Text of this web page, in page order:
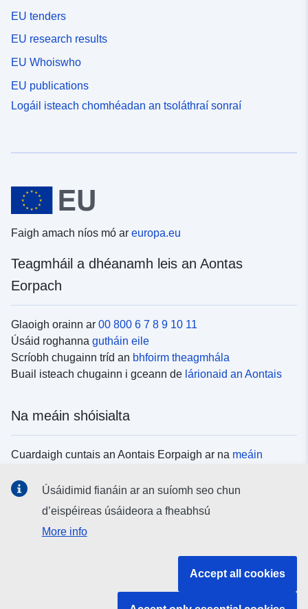
EU tenders
EU research results
EU Whoiswho
EU publications
Logáil isteach chomhéadan an tsoláthraí sonraí
Faigh amach níos mó ar europa.eu
Teagmháil a dhéanamh leis an Aontas
Eorpach
Glaoigh orainn ar 00 800 6 7 8 9 10 11
Úsáid roghanna gutháin eile
Scríobh chugainn tríd an bhfoirm theagmhála
Buail isteach chugainn i gceann de lárionaid an Aontais
Na meáin shóisialta
Cuardaigh cuntais an Aontais Eorpaigh ar na meáin
Úsáidimid fianáin ar an suíomh seo chun
d’eispéireas úsáideora a fheabhsú
More info
Accept all cookies